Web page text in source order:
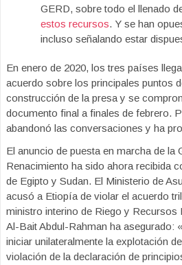
GERD, sobre todo el llenado
estos recursos. Y se han
incluso señalando estar
En enero de 2020, los tres países
acuerdo sobre los principales puntos
construcción de la presa y se
documento final a finales de febrero.
abandonó las conversaciones y ha
El anuncio de puesta en marcha de la
Renacimiento ha sido ahora recibida
de Egipto y Sudan. El Ministerio de
acusó a Etiopía de violar el acuerdo
ministro interino de Riego y Recursos
Al-Bait Abdul-Rahman ha asegurado:
iniciar unilateralmente la explotación
violación de la declaración de